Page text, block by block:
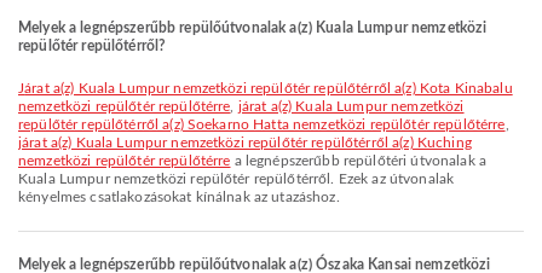
Melyek a legnépszerűbb repülőútvonalak a(z) Kuala Lumpur nemzetközi
repülőtér repülőtérről?
járat a(z) Kuala Lumpur nemzetközi repülőtér repülőtérről a(z) Kota Kinabalu
nemzetközi repülőtér repülőtérre járat a(z) Kuala Lumpur nemzetközi
repülőtér repülőtérről a(z) Soekarno Hatta nemzetközi repülőtér repülőtérre
járat a(z) Kuala Lumpur nemzetközi repülőtér repülőtérről a(z) Kuching
nemzetközi repülőtér repülőtérre a legnépszerűbb repülőtéri útvonalak a
Kuala Lumpur nemzetközi repülőtér repülőtérről. Ezek az útvonalak
kényelmes csatlakozásokat kínálnak az utazáshoz.
Melyek a legnépszerűbb repülőútvonalak a(z) Ószaka Kansai nemzetközi